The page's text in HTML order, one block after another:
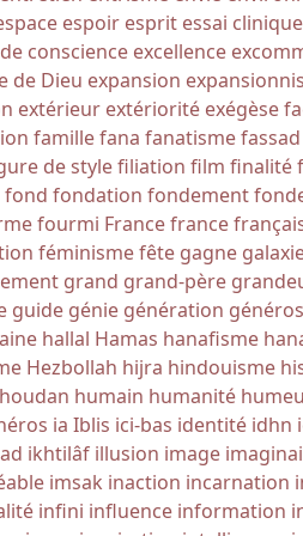
espoir esprit essai clinique
conscience excellence
de Dieu expansion
extérieur extériorité exégèse
famillefana fanatismefassad
de stylefiliation film finalité
fond fondation fondement
fourmi Francefrance
féminismefête gagne
grand grand-père
guide génie génération
hallal Hamas hanafisme
Hezbollah hijra hindouisme
houdan humain humanité
ia Iblis ici-bas identité idhn
ikhtilâf illusion image
imsak inaction incarnation
infini influence information